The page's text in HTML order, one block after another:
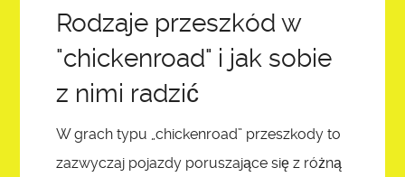
Rodzaje przeszkód w
"chickenroad" i jak sobie
z nimi radzić
W grach typu „chickenroad” przeszkody to
zazwyczaj pojazdy poruszające się z różną